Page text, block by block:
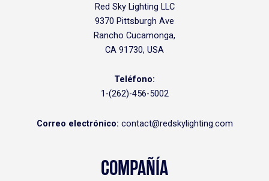
Red Sky Lighting LLC
9370 Pittsburgh Ave
Rancho Cucamonga,
CA 91730, USA
Teléfono:
1-(262)-456-5002
Correo electrónico: contact@redskylighting.com
COMPAÑÍA